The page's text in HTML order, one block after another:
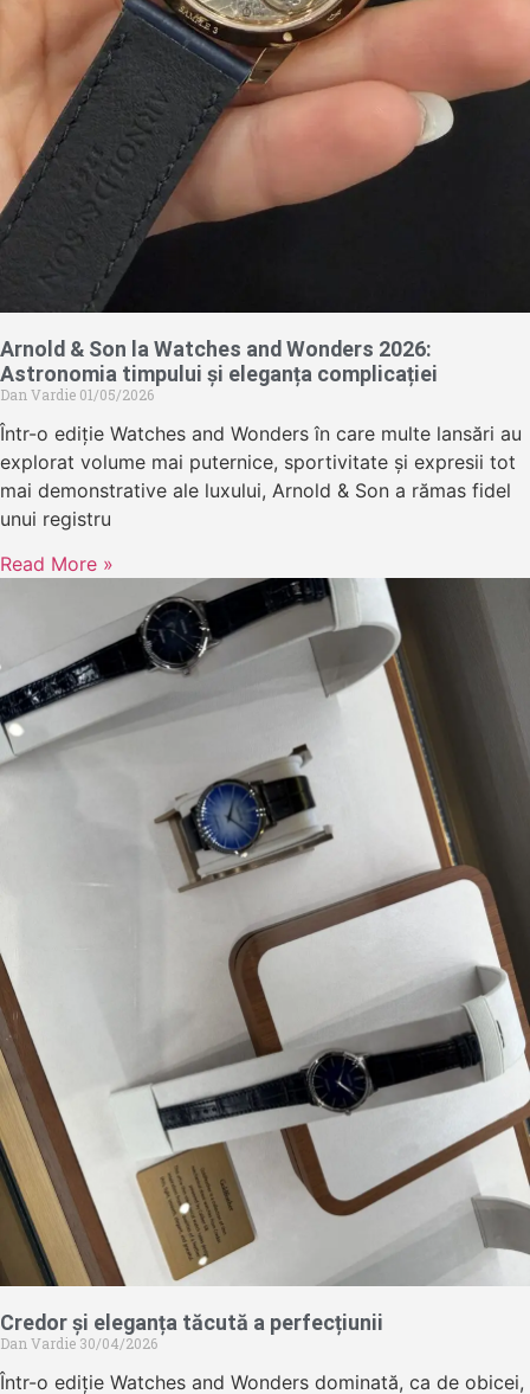
Arnold & Son la Watches and Wonders 2026:
Astronomia timpului și eleganța complicației
Dan Vardie 01/05/2026
Într-o ediție Watches and Wonders în care multe lansări au
explorat volume mai puternice, sportivitate și expresii tot
mai demonstrative ale luxului, Arnold & Son a rămas fidel
unui registru
Read More »
Credor și eleganța tăcută a perfecțiunii
Dan Vardie 30/04/2026
Într-o ediție Watches and Wonders dominată, ca de obicei,